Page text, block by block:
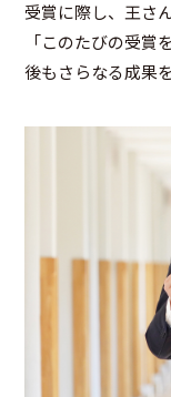
受賞に際し、王さ
「このたびの受賞
後もさらなる成果